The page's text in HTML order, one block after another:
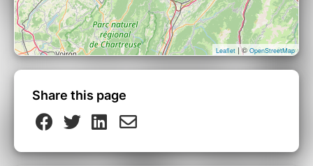
Leaflet | © OpenStreetMap
Share this page